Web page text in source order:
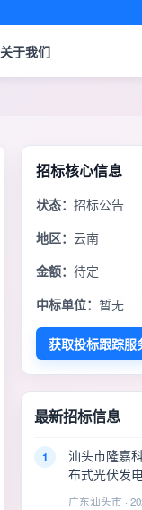
关于我们
招标核心信息
状态： 招标公告
地区： 云南
金额： 待定
中标单位： 暂无
获取投标跟踪服
最新招标信息
1
汕头市隆嘉
布式光伏发
广东汕头市 ·